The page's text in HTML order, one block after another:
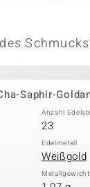
Saphir-
Anzahl
23
Edelmetall
Weißgold
Metallgewicht